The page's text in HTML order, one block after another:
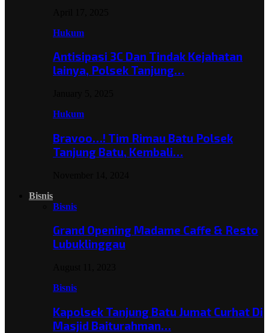
Hukum
Antisipasi 3C Dan Tindak Kejahatan
lainya, Polsek Tanjung…
Hukum
Bravoo…! Tim Rimau Batu Polsek
Tanjung Batu, Kembali…
Bisnis
Bisnis
Grand Opening Madame Caffe & Resto
Lubuklinggau
Bisnis
Kapolsek Tanjung Batu Jumat Curhat Di
Masjid Baiturahman…